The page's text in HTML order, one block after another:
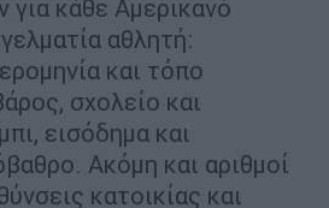
για κάθε Αμερικανό
αθλητή:
και τόπο
σχολείο και
εισόδημα και
Ακόμη και αριθμοί
κατοικίας και